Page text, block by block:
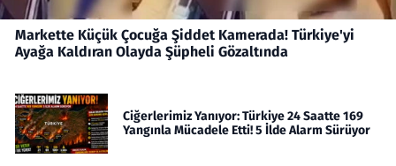
Markette Küçük Çocuğa Şiddet Kamerada! Türkiye'yi
Ayağa Kaldıran Olayda Şüpheli Gözaltında
Ciğerlerimiz Yanıyor: Türkiye 24 Saatte 169
Yangınla Mücadele Etti! 5 İlde Alarm Sürüyor